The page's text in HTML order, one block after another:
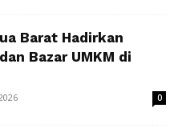
Barat Hadirkan
Bazar UMKM di
0